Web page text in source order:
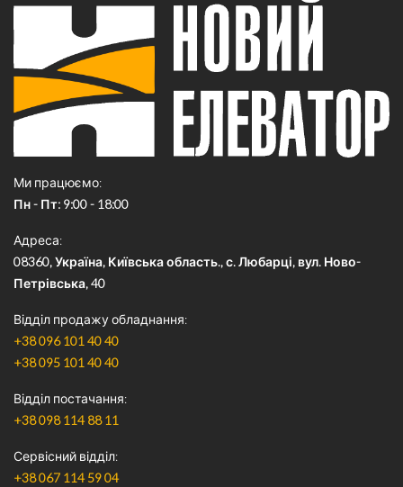
Ми працюємо
Пн - Пт: 9:00 - 18:00
Адреса
08360, Україна, Київська область., с. Любарці, вул. Ново-
Петрівська, 40
Відділ продажу обладнання
+38 096 101 40 40
+38 095 101 40 40
Відділ постачання
+38 098 114 88 11
Сервісний відділ
+38 067 114 59 04